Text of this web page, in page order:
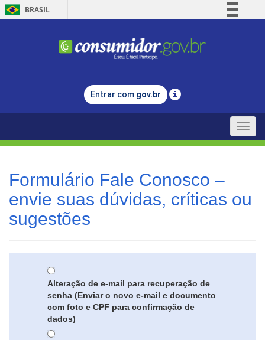
BRASIL
Comunica BR
Legislação
Entrar com gov.br
Toggle
Formulário Fale Conosco –
envie suas dúvidas, críticas ou
sugestões
Alteração de e-mail para recuperação de
senha (Enviar o novo e-mail e documento
com foto e CPF para confirmação de
dados)